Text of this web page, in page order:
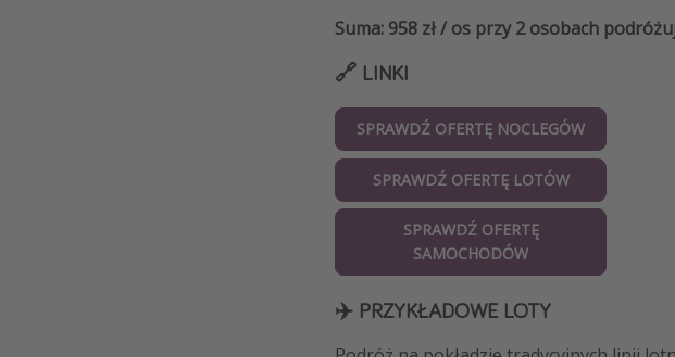
Suma: 958 zł / os przy 2 osobach
🔗 LINKI
SPRAWDŹ OFERTĘ NOCLEGÓW
SPRAWDŹ OFERTĘ LOTÓW
SPRAWDŹ OFERTĘ
SAMOCHODÓW
✈️ PRZYKŁADOWE LOTY